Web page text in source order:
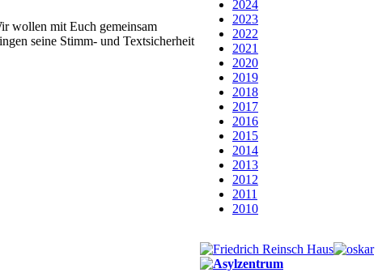
wollen mit Euch gemeinsam
seine Stimm- und Textsicherheit
2024
2023
2022
2021
2020
2019
2018
2017
2016
2015
2014
2013
2012
2011
2010